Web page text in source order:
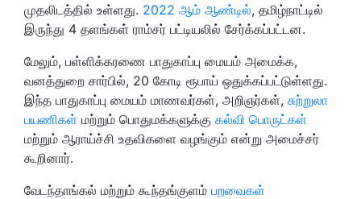
முதலிடத்தில் உள்ளது. 2022 ஆம் ஆண்டில், தமிழ்நாட்டில்
இருந்து 4 தளங்கள் ராம்சர் பட்டியலில் சேர்க்கப்பட்டன.
மேலும், பள்ளிக்கரணை பாதுகாப்பு மையம் அமைக்க,
வனத்துறை சார்பில், 20 கோடி ரூபாய் ஒதுக்கப்பட்டுள்ளது.
இந்த பாதுகாப்பு மையம் மாணவர்கள், அறிஞர்கள், சுற்றுலா
பயணிகள் மற்றும் பொதுமக்களுக்கு கல்வி பொருட்கள்
மற்றும் ஆராய்ச்சி உதவிகளை வழங்கும் என்று அமைச்சர்
கூறினார்.
வேடந்தாங்கல் மற்றும் கூந்தங்குளம் பறவைகள்